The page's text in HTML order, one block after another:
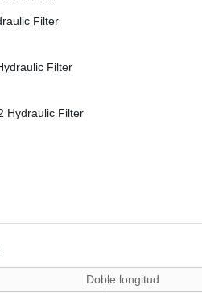
Doble longitud